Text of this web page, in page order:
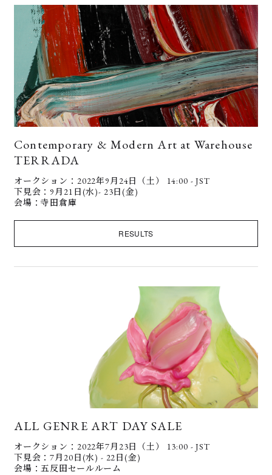
Contemporary & Modern Art at Warehouse
TERRADA
オークション：2022年9月24日（土） 14:00 - JST
下見会：9月21日(水)- 23日(金)
会場：寺田倉庫
RESULTS
ALL GENRE ART DAY SALE
オークション：2022年7月23日（土） 13:00 - JST
下見会：7月20日(水) - 22日(金)
会場：五反田セールルーム